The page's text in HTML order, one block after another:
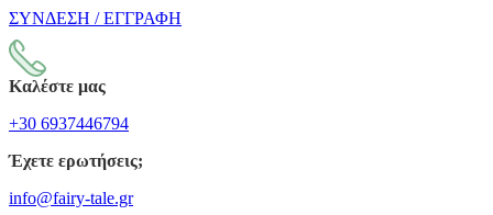
ΣΥΝΔΕΣΗ / ΕΓΓΡΑΦΗ
Καλέστε μας
+30 6937446794
Έχετε ερωτήσεις;
info@fairy-tale.gr